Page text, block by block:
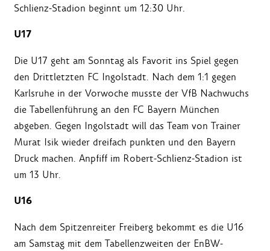
Schlienz-Stadion beginnt um 12:30 Uhr.
U17
Die U17 geht am Sonntag als Favorit ins Spiel gegen
den Drittletzten FC Ingolstadt. Nach dem 1:1 gegen
Karlsruhe in der Vorwoche musste der VfB Nachwuchs
die Tabellenführung an den FC Bayern München
abgeben. Gegen Ingolstadt will das Team von Trainer
Murat Isik wieder dreifach punkten und den Bayern
Druck machen. Anpfiff im Robert-Schlienz-Stadion ist
um 13 Uhr.
U16
Nach dem Spitzenreiter Freiberg bekommt es die U16
am Samstag mit dem Tabellenzweiten der EnBW-